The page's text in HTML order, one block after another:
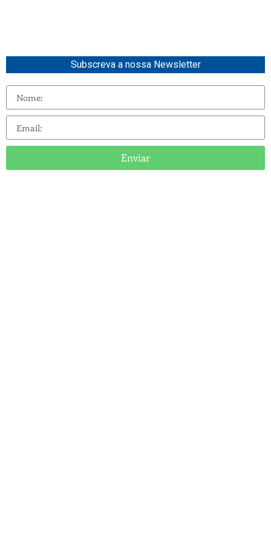
Subscreva a nossa Newsletter
Enviar